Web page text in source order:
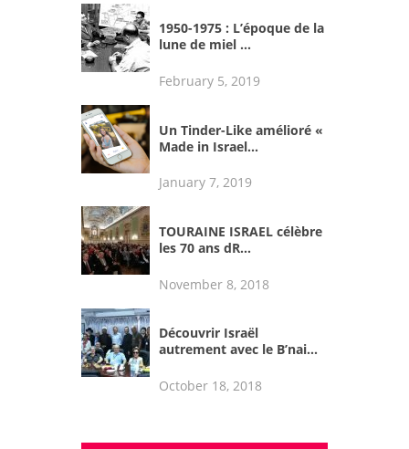
1950-1975 : L’époque de la
lune de miel ...
February 5, 2019
Un Tinder-Like amélioré «
Made in Israel...
January 7, 2019
TOURAINE ISRAEL célèbre
les 70 ans dR...
November 8, 2018
Découvrir Israël
autrement avec le B’nai...
October 18, 2018